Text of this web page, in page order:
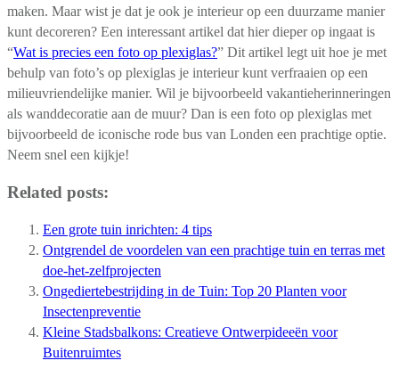
maken. Maar wist je dat je ook je interieur op een duurzame manier
kunt decoreren? Een interessant artikel dat hier dieper op ingaat is
“Wat is precies een foto op plexiglas?” Dit artikel legt uit hoe je met
behulp van foto’s op plexiglas je interieur kunt verfraaien op een
milieuvriendelijke manier. Wil je bijvoorbeeld vakantieherinneringen
als wanddecoratie aan de muur? Dan is een foto op plexiglas met
bijvoorbeeld de iconische rode bus van Londen een prachtige optie.
Neem snel een kijkje!
Related posts:
Een grote tuin inrichten: 4 tips
Ontgrendel de voordelen van een prachtige tuin en terras met
doe-het-zelfprojecten
Ongediertebestrijding in de Tuin: Top 20 Planten voor
Insectenpreventie
Kleine Stadsbalkons: Creatieve Ontwerpideeën voor
Buitenruimtes